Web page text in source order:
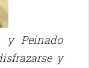
y Peinado
y